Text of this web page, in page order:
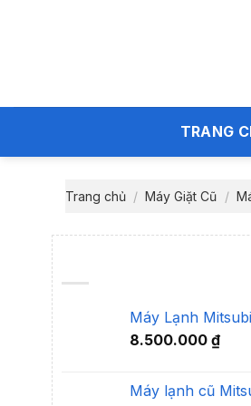
TRANG
Trang chủ / Máy Giặt Cũ /
Máy Lạnh
8.500.000 ₫
Máy lạnh cũ